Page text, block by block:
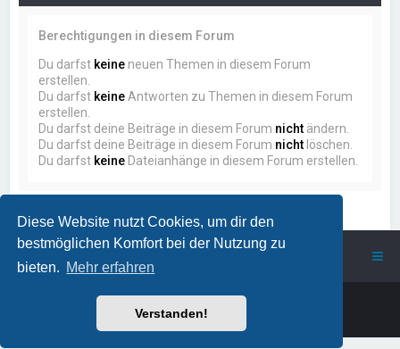
Diese Website nutzt Cookies, um dir den
bestmöglichen Komfort bei der Nutzung zu
bieten. Mehr erfahren
Verstanden!
Berechtigungen in diesem Forum
Du darfst keine neuen Themen in diesem Forum
erstellen.
Du darfst keine Antworten zu Themen in diesem Forum
erstellen.
Du darfst deine Beiträge in diesem Forum nicht ändern.
Du darfst deine Beiträge in diesem Forum nicht löschen.
Du darfst keine Dateianhänge in diesem Forum erstellen.
ProstSchG
phpBB
Deutsche Übersetzung durchphpBB.de